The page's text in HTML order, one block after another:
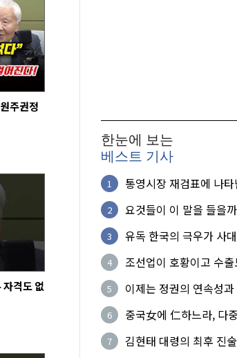
주권정
격도 없
한눈에 보는
베스트 기사
1
통영시장 재검표에 나
2 요것들이 이 말을 들을
3
유독 한국의 극우가 사
4
조선업이 호황이고 수
5
이제는 정권의 연속성
6
중국女에 仁하느라, 다
7
김현태 대령의 최후 진